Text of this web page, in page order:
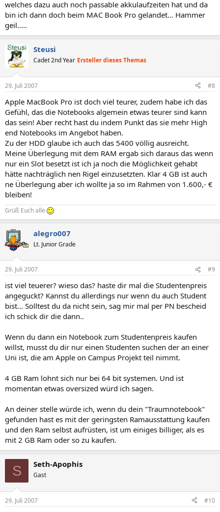
welches dazu auch noch passable akkulaufzeiten hat und da
bin ich dann doch beim MAC Book Pro gelandet... Hammer
geil.....
Steusi
Cadet 2nd Year Ersteller dieses Themas
29. Juli 2007 #8
Apple MacBook Pro ist doch viel teurer, zudem habe ich das
Gefühl, das die Notebooks algemein etwas teurer sind kann
das sein! Aber recht hast du indem Punkt das sie mehr High
end Notebooks im Angebot haben.
Zu der HDD glaube ich auch das 5400 völlig ausreicht.
Meine Überlegung mit dem RAM ergab sich daraus das wenn
nur ein Slot besetzt ist ich ja noch die Möglichkeit gehabt
hätte nachträglich nen Rigel einzusetzten. Klar 4 GB ist auch
ne Überlegung aber ich wollte ja so im Rahmen von 1.600,- €
bleiben!
Grüß Euch alle
alegro007
Lt. Junior Grade
29. Juli 2007 #9
ist viel teuerer? wieso das? haste dir mal die Studentenpreis
angeguckt? Kannst du allerdings nur wenn du auch Student
bist... Solltest du da nicht sein, sag mir mal per PN bescheid
ich schick dir die dann..
Wenn du dann ein Notebook zum Studentenpreis kaufen
willst, musst du dir nur einen Studenten suchen der an einer
Uni ist, die am Apple on Campus Projekt teil nimmt.
4 GB Ram lohnt sich nur bei 64 bit systemen. Und ist
momentan etwas oversized würd ich sagen.
An deiner stelle würde ich, wenn du dein "Traumnotebook"
gefunden hast es mit der geringsten Ramausstattung kaufen
und den Ram selbst aufrüsten, ist um einiges billiger, als es
mit 2 GB Ram oder so zu kaufen.
S Seth-Apophis
Gast
29. Juli 2007 #10